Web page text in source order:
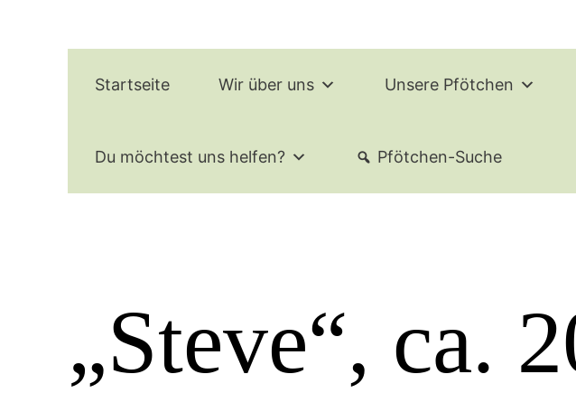
Startseite
Wir über uns Unsere Pfötchen
Du möchtest uns helfen? Pfötchen-Suche
„Steve“, ca.